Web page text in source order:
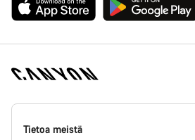
Canyon
Homepage
Tietoa meistä